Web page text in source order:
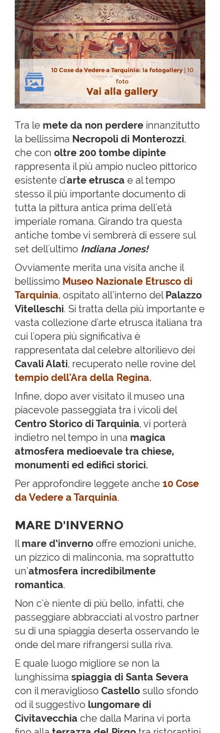
10 Cose da Vedere a Tarquinia: la fotogallery | 10
foto
Vai alla gallery
Tra le mete da non perdere innanzitutto
la bellissima Necropoli di Monterozzi,
che con oltre 200 tombe dipinte
rappresenta il più ampio nucleo pittorico
esistente d'arte etrusca e al tempo
stesso il più importante documento di
tutta la pittura antica prima dell'età
imperiale romana. Girando tra questa
antiche tombe vi sembrerà di essere sul
set dell'ultimo Indiana Jones!
Ovviamente merita una visita anche il
bellissimo Museo Nazionale Etrusco di
Tarquinia, ospitato all’interno delPalazzo
Vitelleschi. Si tratta della più importante e
vasta collezione d'arte etrusca italiana tra
cui l'opera più significativa è
rappresentata dal celebre altorilievo dei
Cavali Alati, recuperato nelle rovine del
tempio dell'Ara della Regina.
Infine, dopo aver visitato il museo una
piacevole passeggiata tra i vicoli del
Centro Storico di Tarquinia, vi porterà
indietro nel tempo in una magica
atmosfera medioevale tra chiese,
monumenti ed edifici storici.
Per approfondire leggete anche 10 Cose
da Vedere a Tarquinia.
MARE D'INVERNO
Ilmare d’inverno offre emozioni uniche,
un pizzico di malinconia, ma soprattutto
un’atmosfera incredibilmente
romantica.
Non c’è niente di più bello, infatti, che
passeggiare abbracciati al vostro partner
su di una spiaggia deserta osservando le
onde del mare rifrangersi sulla riva.
E quale luogo migliore se non la
lunghissima spiaggia di Santa Severa
con il meraviglioso Castello sullo sfondo
od il suggestivo lungomare di
Civitavecchia che dalla Marina vi porta